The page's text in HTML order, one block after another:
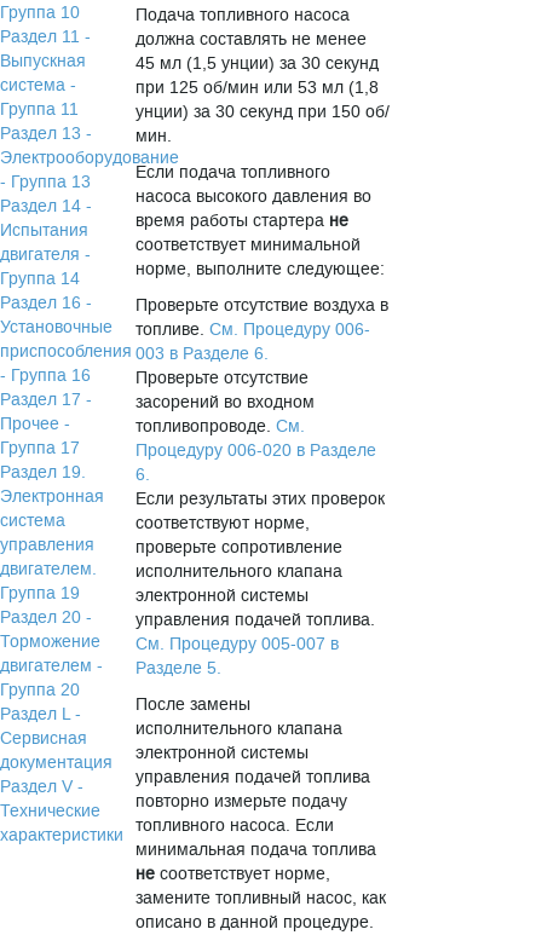
Группа 10
Раздел 11 -
Выпускная
система -
Группа 11
Раздел 13 -
Электрооборудование
- Группа 13
Раздел 14 -
Испытания
двигателя -
Группа 14
Раздел 16 -
Установочные
приспособления
- Группа 16
Раздел 17 -
Прочее -
Группа 17
Раздел 19.
Электронная
система
управления
двигателем.
Группа 19
Раздел 20 -
Торможение
двигателем -
Группа 20
Раздел L -
Сервисная
документация
Раздел V -
Технические
характеристики
Подача топливного насоса
должна составлять не менее
45 мл (1,5 унции) за 30 секунд
при 125 об/мин или 53 мл (1,8
унции) за 30 секунд при 150 об/
мин.
Если подача топливного
насоса высокого давления во
время работы стартера не
соответствует минимальной
норме, выполните следующее:
Проверьте отсутствие воздуха в
топливе.См. Процедуру 006-
003 в Разделе 6.
Проверьте отсутствие
засорений во входном
топливопроводе.См.
Процедуру 006-020 в Разделе
6.
Если результаты этих проверок
соответствуют норме,
проверьте сопротивление
исполнительного клапана
электронной системы
управления подачей топлива.
См. Процедуру 005-007 в
Разделе 5.
После замены
исполнительного клапана
электронной системы
управления подачей топлива
повторно измерьте подачу
топливного насоса. Если
минимальная подача топлива
не соответствует норме,
замените топливный насос, как
описано в данной процедуре.